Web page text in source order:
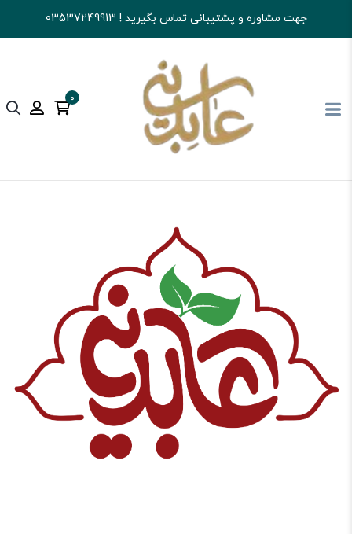
جهت مشاوره و پشتیبانی تماس بگیرید ! 03537249913
0
آجیل و خشکبار عابدینی قهوه اسپرسو و فرانسه و...